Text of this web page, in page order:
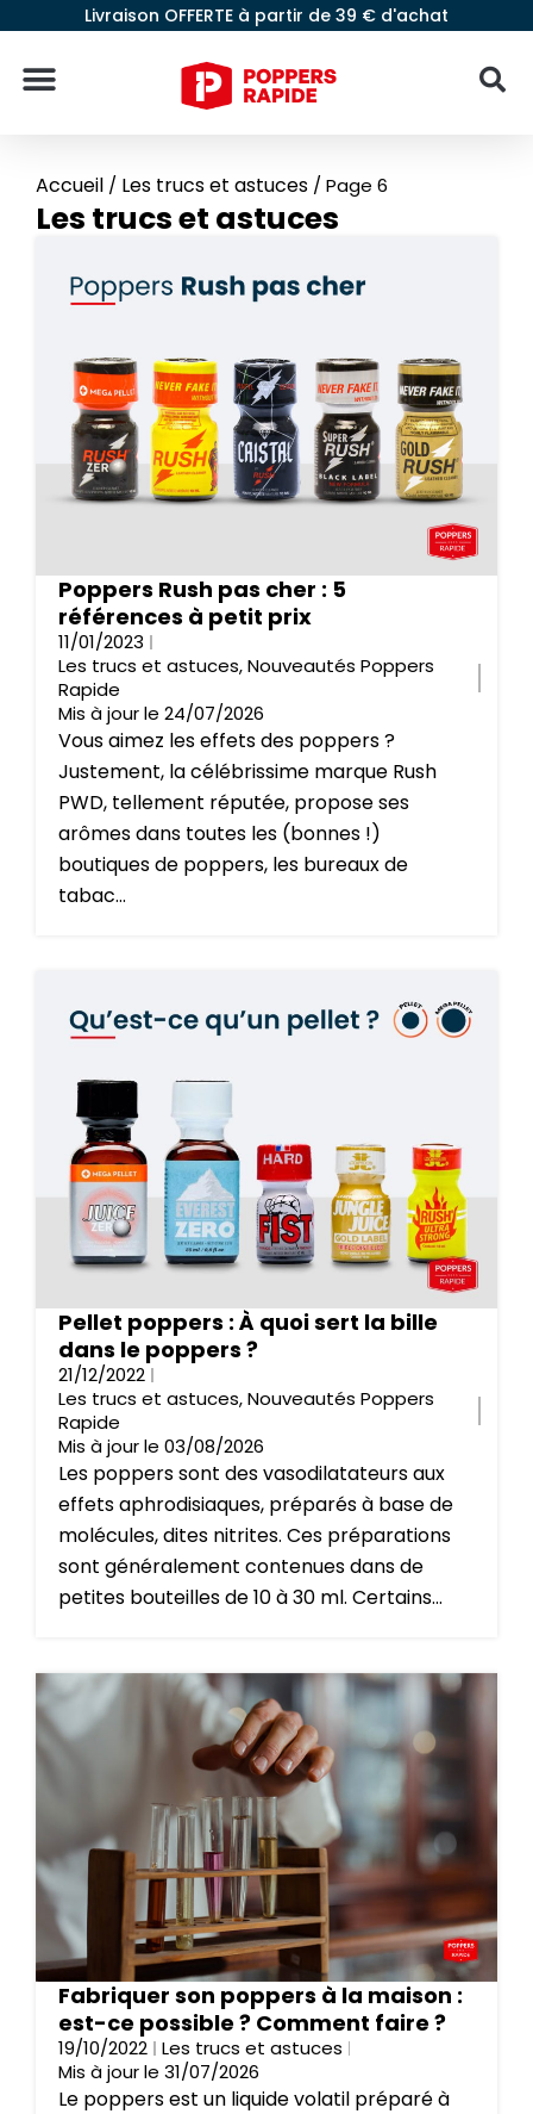
Livraison OFFERTE à partir de 39 € d'achat
Accueil / Les trucs et astuces / Page 6
Les trucs et astuces
Poppers Rush pas cher : 5
références à petit prix
11/01/2023
Les trucs et astuces,Nouveautés Poppers
Rapide
Mis à jour le 24/07/2026
Vous aimez les effets des poppers ?
Justement, la célébrissime marque Rush
PWD, tellement réputée, propose ses
arômes dans toutes les (bonnes !)
boutiques de poppers, les bureaux de
tabac...
Pellet poppers : À quoi sert la bille
dans le poppers ?
21/12/2022
Les trucs et astuces,Nouveautés Poppers
Rapide
Mis à jour le 03/08/2026
Les poppers sont des vasodilatateurs aux
effets aphrodisiaques, préparés à base de
molécules, dites nitrites. Ces préparations
sont généralement contenues dans de
petites bouteilles de 10 à 30 ml. Certains...
Fabriquer son poppers à la maison :
est-ce possible ? Comment faire ?
19/10/2022 Les trucs et astuces
Mis à jour le 31/07/2026
Le poppers est un liquide volatil préparé à